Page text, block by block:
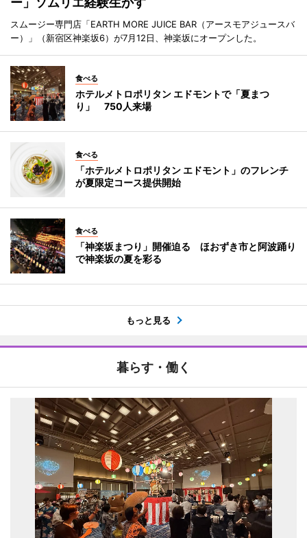
スムージー専門店「EARTH MORE JUICE BAR（アースモアジュースバ
ー）」（新宿区神楽坂6）が7月12日、神楽坂にオープンした。
食べる
ホテルメトロポリタン エドモントで「夏まつ
り」 750人来場
食べる
「ホテルメトロポリタン エドモント」のフレンチ
が夏限定コース提供開始
食べる
「神楽坂まつり」開催迫る ほおずき市と阿波踊り
で神楽坂の夏を彩る
もっと見る
暮らす・働く